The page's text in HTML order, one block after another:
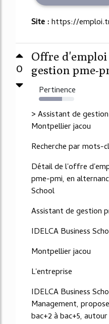
Site :https://
0
Offre
gestion pme-
Pertinence
66%
> Assistant de
Montpellier jacou
Recherche par mots-
Détail de l'offre
pme-pmi, en
School
Assistant de gestion
IDELCA Business
Montpellier jacou
L'entreprise
IDELCA Business
Management,
bac+2 à bac+5,